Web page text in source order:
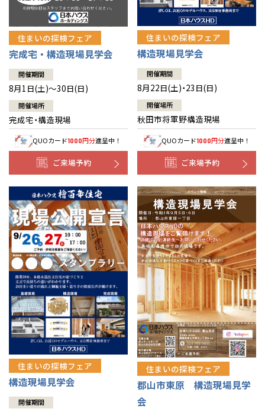
住まいの探検フェア
完成宅・構造現場見学会
開催期間
8月1日(土)～30日(日)
開催場所
完成宅・構造現場
QUOカード1000円分進呈中！
ご来場予約
住まいの探検フェア
構造現場見学会
開催期間
8月22日(土)・23日(日)
開催場所
秋田市将軍野構造現場
QUOカード1000円分進呈中！
ご来場予約
住まいの探検フェア
構造現場見学会
開催期間
住まいの探検フェア
郡山市東原 構造現場見学
会
山口
徳島
高知
鹿児島
長崎
沖縄